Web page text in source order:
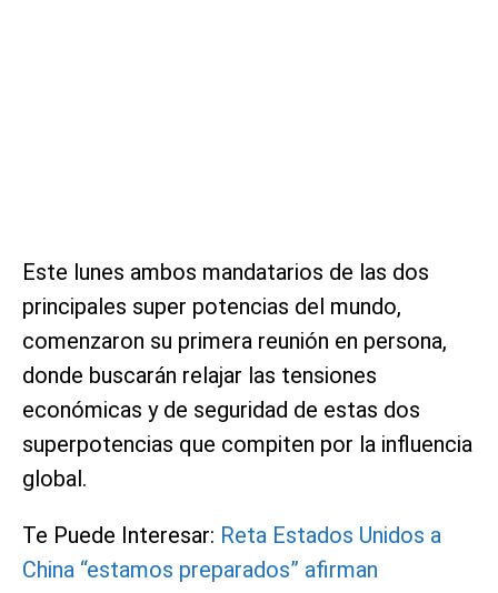
Este lunes ambos mandatarios de las dos
principales super potencias del mundo,
comenzaron su primera reunión en persona,
donde buscarán relajar las tensiones
económicas y de seguridad de estas dos
superpotencias que compiten por la influencia
global.
Te Puede Interesar: Reta Estados Unidos a
China “estamos preparados” afirman